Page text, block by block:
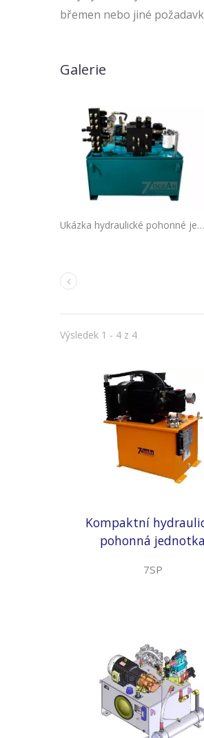
břemen nebo jiné
Galerie
Ukázka hydraulické pohonné jednotky, tato konkrétní HPU je navržena pro jednostranný vlnitý stroj.
Výsledek 1 - 4 z 4
Kompaktní
pohonná jednotka
7SP